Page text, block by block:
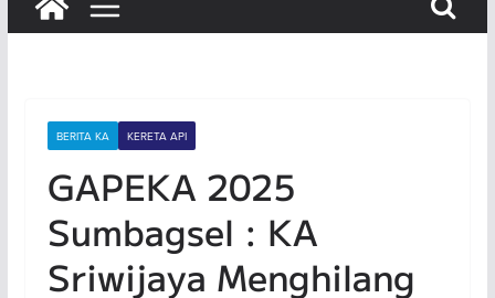
BERITA KA KERETA API
GAPEKA 2025
Sumbagsel : KA
Sriwijaya Menghilang